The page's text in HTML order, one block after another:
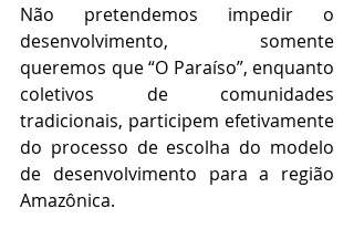
Não pretendemos impedir o
desenvolvimento, somente
queremos que “O Paraíso”, enquanto
coletivos de comunidades
tradicionais, participem efetivamente
do processo de escolha do modelo
de desenvolvimento para a região
Amazônica.